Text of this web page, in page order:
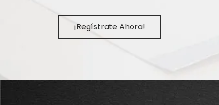
¡Regístrate Ahora!